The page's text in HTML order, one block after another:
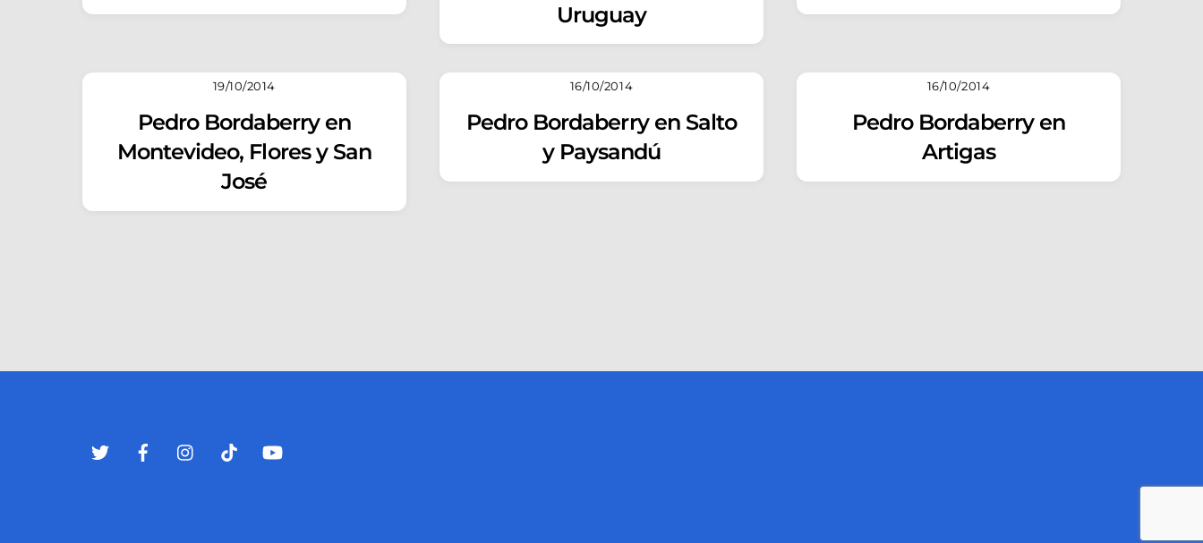
Uruguay
19/10/2014
Pedro Bordaberry en
Montevideo, Flores y San
José
16/10/2014
Pedro Bordaberry en Salto
y Paysandú
16/10/2014
Pedro Bordaberry en
Artigas